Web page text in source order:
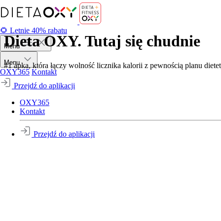
🌻 Letnie 40% rabatu
Menu
Menu
OXY365 Kontakt
Przejdź do aplikacji
OXY365
Kontakt
Przejdź do aplikacji
Dieta OXY. Tutaj się chudnie
#1 apka, która łączy wolność licznika kalorii z pewnością planu